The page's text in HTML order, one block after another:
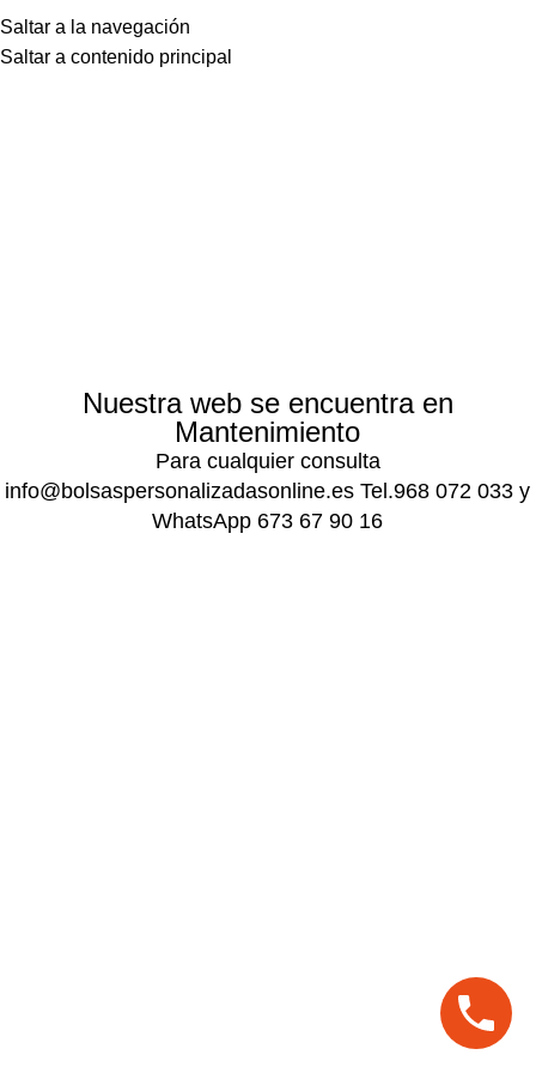
Saltar a la navegación
Saltar a contenido principal
Nuestra web se encuentra en
Mantenimiento
Para cualquier consulta
info@bolsaspersonalizadasonline.es Tel.968 072 033 y
WhatsApp 673 67 90 16